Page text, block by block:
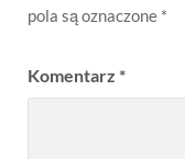
pola są oznaczone *
Komentarz *